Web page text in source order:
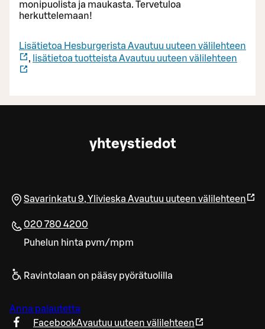
monipuolista ja maukasta. Tervetuloa
herkuttelemaan!
Lisätietoa Hesburgerista Avautuu uuteen välilehteen
, lisätietoa tuotteista Avautuu uuteen välilehteen
yhteystiedot
Savarinkatu 9,Ylivieska Avautuu uuteen välilehteen
020 780 4200
Puhelun hinta pvm/mpm
Ravintolaan on pääsy pyörätuolilla
Anna palautetta
FacebookAvautuu uuteen välilehteen